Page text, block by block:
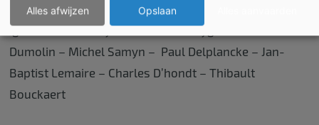
Nicole Pannier– Emma D’haene – Sigert Defrancq –
Ignace Van Canneyt – Bernard D’Heygere – Pierre
Dumolin – Michel Samyn – Paul Delplancke – Jan-
Baptist Lemaire – Charles D’hondt – Thibault
Bouckaert
Alles afwijzen Opslaan